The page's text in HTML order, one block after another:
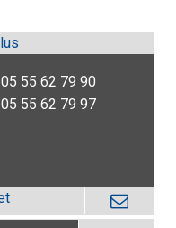
05 55 62 79 90
05 55 62 79 97